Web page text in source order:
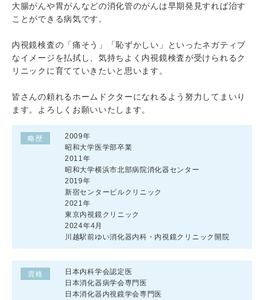
大腸がんや胃がんなどの消化管のがんは早期発見すれば治す
ことができる病気です。
内視鏡検査の「痛そう」「恥ずかしい」といったネガティブ
なイメージを払拭し、気持ちよく内視鏡検査が受けられるク
リニックに育てていきたいと思います。
皆さんの頼れるホームドクターになれるよう努力してまいり
ます。よろしくお願いいたします。
略歴
2009年
昭和大学医学部卒業
2011年
昭和大学横浜市北部病院消化器センター
2019年
新宿センタービルクリニック
2021年
東京内視鏡クリニック
2024年4月
川越駅前ゆい消化器内科・内視鏡クリニック開院
資格
日本内科学会認定医
日本消化器病学会専門医
日本消化器内視鏡学会専門医